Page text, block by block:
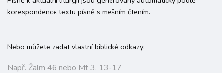
korespondence textu písně s mešním čtením.
Nebo můžete zadat vlastní biblické odkazy: